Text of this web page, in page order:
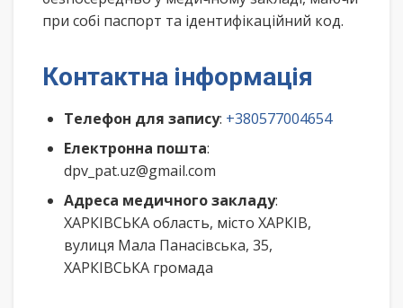
при собі паспорт та ідентифікаційний код.
Контактна інформація
Телефон для запису: +380577004654
Електронна пошта:
dpv_pat.uz@gmail.com
Адреса медичного закладу:
ХАРКІВСЬКА область, місто ХАРКІВ,
вулиця Мала Панасівська, 35,
ХАРКІВСЬКА громада